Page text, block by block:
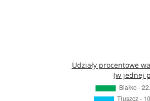
Udziały procentowe
(w jednej